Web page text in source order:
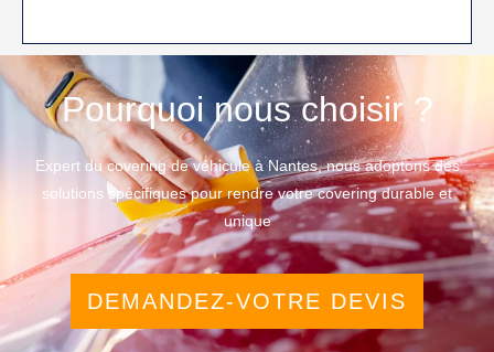
Pourquoi nous choisir ?
Expert du covering de véhicule à Nantes, nous adoptons des
solutions spécifiques pour rendre votre covering durable et
unique
DEMANDEZ-VOTRE DEVIS